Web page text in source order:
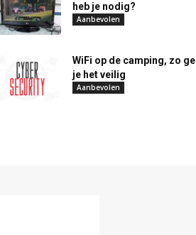
heb je nodig?
Aanbevolen
WiFi op de camping, zo
je het veilig
Aanbevolen